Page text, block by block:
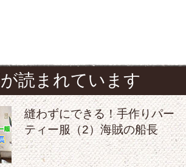
読まれています
縫わずにできる！手作りパー
ティー服（2）海賊の船長